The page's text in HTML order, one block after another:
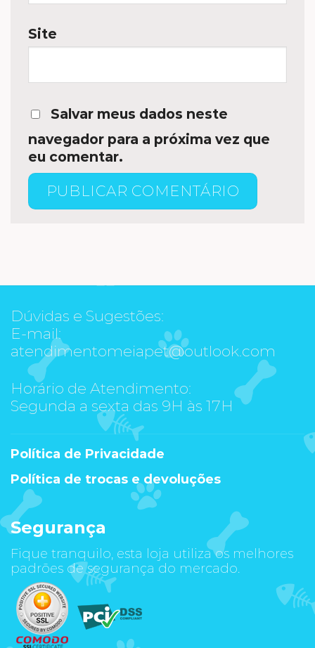
Site
Salvar meus dados neste
navegador para a próxima vez que
eu comentar.
Dúvidas e Sugestões:
E-mail:
atendimentomeiapet@outlook.com
Horário de Atendimento:
Segunda a sexta das 9H às 17H
Política de Privacidade
Política de trocas e devoluções
Segurança
Fique tranquilo, esta loja utiliza os melhores
padrões de segurança do mercado.